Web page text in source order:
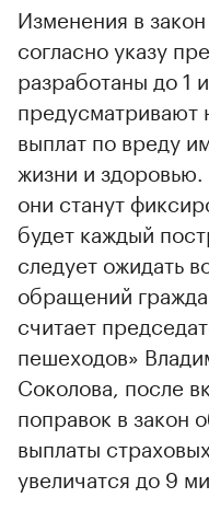
Изменения в
согласно указу
разработаны до 1
предусматривают
выплат по вреду
жизни и здоровью.
они станут
будет каждый
следует ожидать
обращений
считает
пешеходов»
Соколова, после
поправок в
выплаты
увеличатся до 9